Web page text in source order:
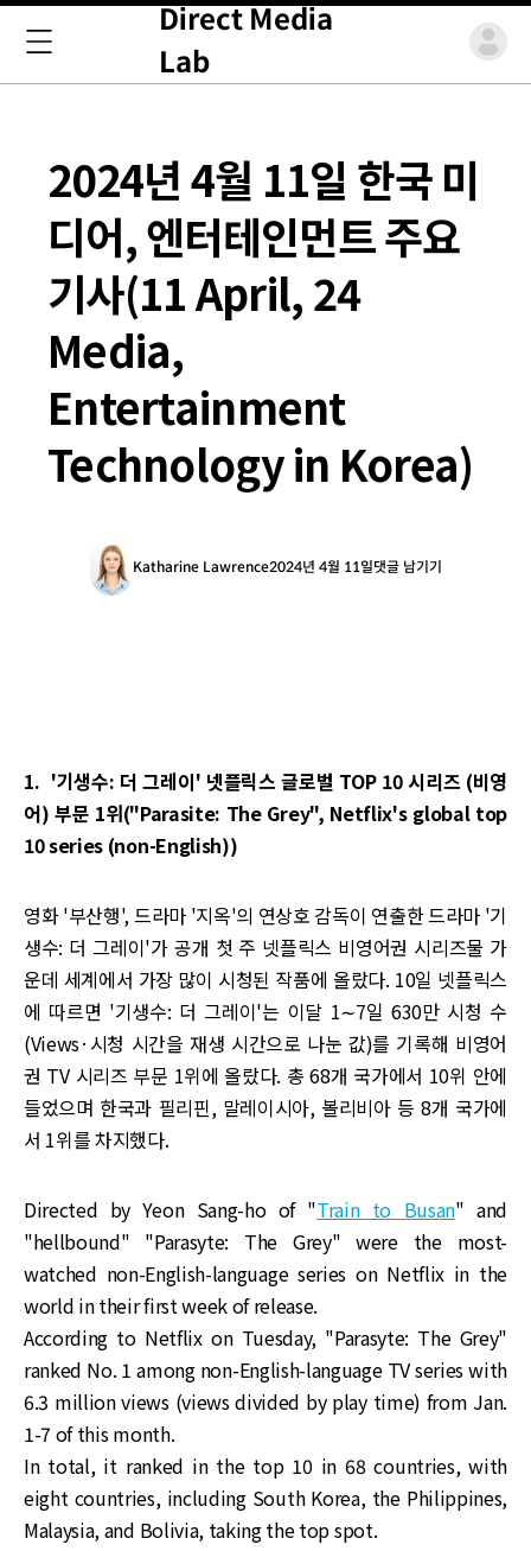
Direct Media
Lab
2024년 4월 11일 한국 미
디어, 엔터테인먼트 주요
기사(11 April, 24
Media,
Entertainment
Technology in Korea)
Katharine Lawrence2024년 4월 11일댓글 남기기
1. '기생수: 더 그레이' 넷플릭스 글로벌 TOP 10 시리즈 (비영
어) 부문 1위("Parasite: The Grey", Netflix's global top
10 series (non-English))
영화 '부산행', 드라마 '지옥'의 연상호 감독이 연출한 드라마 '기
생수: 더 그레이'가 공개 첫 주 넷플릭스 비영어권 시리즈물 가
운데 세계에서 가장 많이 시청된 작품에 올랐다. 10일 넷플릭스
에 따르면 '기생수: 더 그레이'는 이달 1∼7일 630만 시청 수
(Views·시청 시간을 재생 시간으로 나눈 값)를 기록해 비영어
권 TV 시리즈 부문 1위에 올랐다. 총 68개 국가에서 10위 안에
들었으며 한국과 필리핀, 말레이시아, 볼리비아 등 8개 국가에
서 1위를 차지했다.
Directed by Yeon Sang-ho of "Train to Busan" and
"hellbound" "Parasyte: The Grey" were the most-
watched non-English-language series on Netflix in the
world in their first week of release.
According to Netflix on Tuesday, "Parasyte: The Grey"
ranked No. 1 among non-English-language TV series with
6.3 million views (views divided by play time) from Jan.
1-7 of this month.
In total, it ranked in the top 10 in 68 countries, with
eight countries, including South Korea, the Philippines,
Malaysia, and Bolivia, taking the top spot.